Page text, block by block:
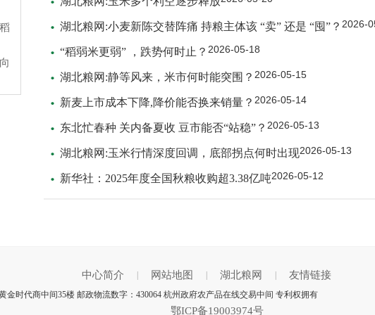
湖北粮网:小麦新陈交替阵痛 持粮主体该 “卖” 还是 “囤”？ 2026-
“稻弱米更弱” ，跌势何时止？ 2026-05-18
湖北粮网:静等风来，米市何时能突围？ 2026-05-15
新麦上市成本下降,降价能否换来销量？ 2026-05-14
东北忙春种 关内备夏收 豆市能否“站稳”？ 2026-05-13
湖北粮网:玉米行情深度回调，底部拐点何时出现2026-05-13
新华社：2025年度全国秋粮收购超3.38亿吨2026-05-12
中心简介 网站地图 湖北粮网 友情链接
金时代商中间35楼 邮政物流数字：430064 杭州政府农产品在线交易中间 专利权拥有
鄂ICP备19003974号